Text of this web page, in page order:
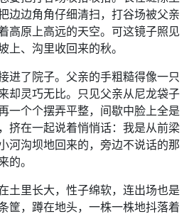
边边角角仔细清扫，打谷场被父亲
高原上高远的天空。可这镜子照见
上、沟里收回来的秋。
进了院子。父亲的手粗糙得像一只
却灵巧无比。只见父亲从尼龙袋子
一个个摆弄平整，间歇中脸上全是
挤在一起说着悄悄话：我是从前梁
河沟坝地回来的，旁边不说话的那
的。
土里长大，性子绵软，连出场也是
筐，蹲在地头，一株一株地抖落着